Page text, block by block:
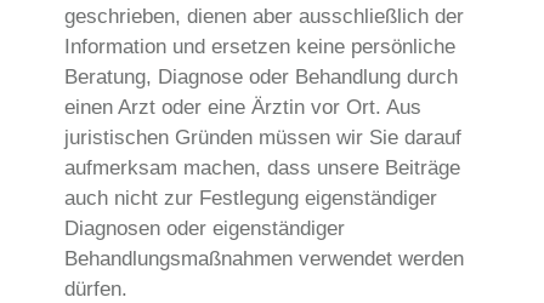
geschrieben, dienen aber ausschließlich der
Information und ersetzen keine persönliche
Beratung, Diagnose oder Behandlung durch
einen Arzt oder eine Ärztin vor Ort. Aus
juristischen Gründen müssen wir Sie darauf
aufmerksam machen, dass unsere Beiträge
auch nicht zur Festlegung eigenständiger
Diagnosen oder eigenständiger
Behandlungsmaßnahmen verwendet werden
dürfen.